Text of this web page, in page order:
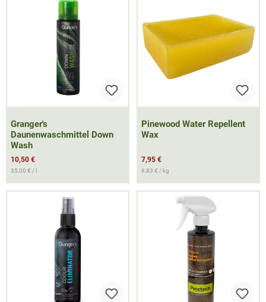
Granger's
Daunenwaschmittel Down
Wash
10,50 €
35,00 € / l
Pinewood Water Repellent
Wax
7,95 €
8,83 € / kg